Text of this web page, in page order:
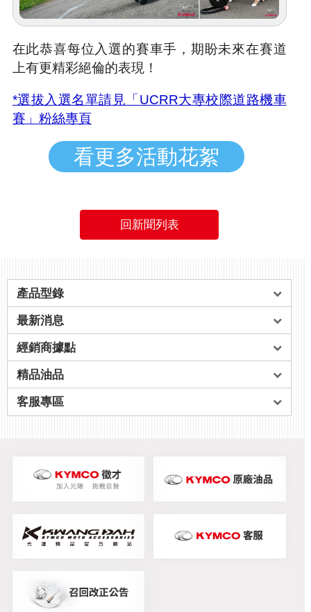
在此恭喜每位入選的賽車手，期盼未來在賽道
上有更精彩絕倫的表現！
*選拔入選名單請見「UCRR大專校際道路機車
賽」粉絲專頁
看更多活動花絮
回新聞列表
產品型錄
最新消息
經銷商據點
精品油品
客服專區